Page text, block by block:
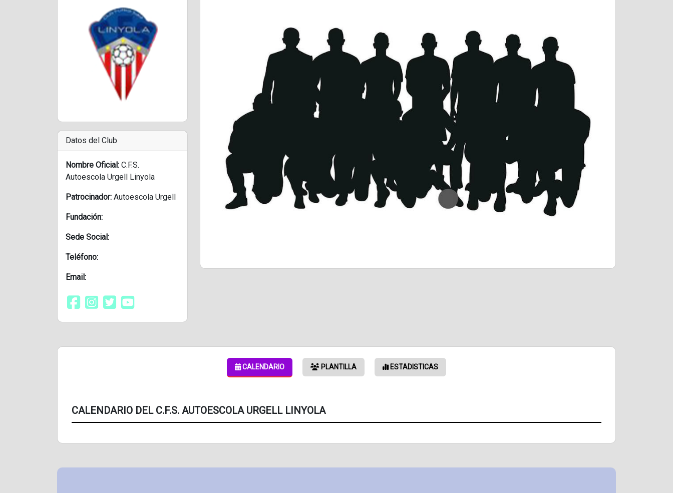
Datos del Club
Nombre Oficial: C.F.S.
Autoescola Urgell Linyola
Patrocinador: Autoescola Urgell
Fundación:
Sede Social:
Teléfono:
Email:
CALENDARIO PLANTILLA ESTADISTICAS
CALENDARIO DEL C.F.S. AUTOESCOLA URGELL LINYOLA